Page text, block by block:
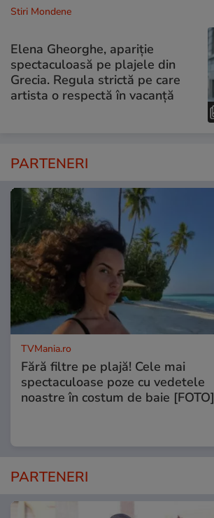
Stiri Mondene
Elena Gheorghe, apariție
spectaculoasă pe plajele din
Grecia. Regula strictă pe care
artista o respectă în vacanță
PARTENERI
TVMania.ro
Fără filtre pe plajă! Cele mai
spectaculoase poze cu vedetele
noastre în costum de baie [FOTO]
PARTENERI